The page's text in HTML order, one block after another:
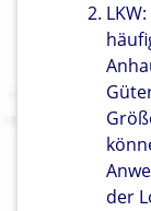
der